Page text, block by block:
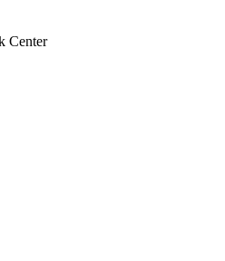
Center